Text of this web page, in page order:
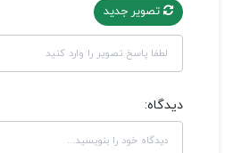
تصویر جدید
دیدگاه: